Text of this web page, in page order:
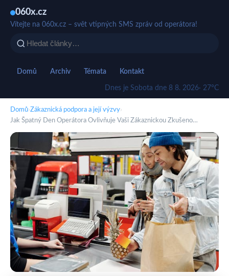
060x.cz
Vítejte na 060x.cz – svět vtipných SMS zpráv od operátora!
Domů Archiv Témata Kontakt
Dnes je Sobota dne 8 8. 2026· 27°C
Domů›Zákaznická podpora a její výzvy›
Jak Špatný Den Operátora Ovlivňuje Vaši Zákaznickou Zkušeno…